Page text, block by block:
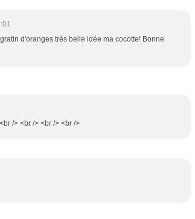
d'oranges très belle idée ma cocotte! Bonne
/> <br /> <br /> <br />